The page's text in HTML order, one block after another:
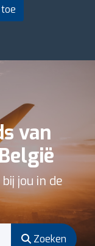
van
jou in de
Zoeken